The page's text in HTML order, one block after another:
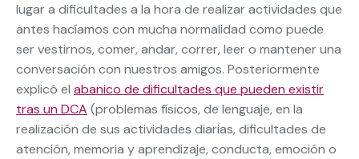
lugar a dificultades a la hora de realizar actividades que
antes hacíamos con mucha normalidad como puede
ser vestirnos, comer, andar, correr, leer o mantener una
conversación con nuestros amigos. Posteriormente
explicó el abanico de dificultades que pueden existir
tras un DCA (problemas físicos, de lenguaje, en la
realización de sus actividades diarias, dificultades de
atención, memoria y aprendizaje, conducta, emoción o